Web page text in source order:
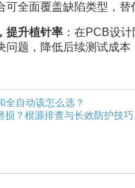
可全面覆盖缺陷类型，
提升植针率 ：在PCB设
题，降低后续测试成本
全自动该怎么选？
损？根源排查与长效防护技巧